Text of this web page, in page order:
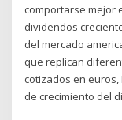
comportarse mejor
dividendos
del mercado
que replican
cotizados en euros,
de crecimiento del